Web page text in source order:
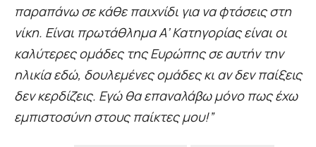
παραπάνω σε κάθε παιχνίδι για να φτάσεις στη
νίκη. Είναι πρωτάθλημα Α’ Κατηγορίας είναι οι
καλύτερες ομάδες της Ευρώπης σε αυτήν την
ηλικία εδώ, δουλεμένες ομάδες κι αν δεν παίξεις
δεν κερδίζεις. Εγώ θα επαναλάβω μόνο πως έχω
εμπιστοσύνη στους παίκτες μου!”